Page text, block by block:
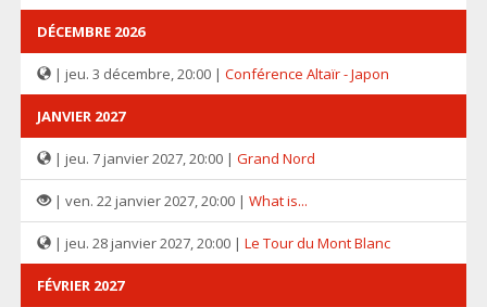
DÉCEMBRE 2026
| jeu. 3 décembre, 20:00 | Conférence Altaïr - Japon
JANVIER 2027
| jeu. 7 janvier 2027, 20:00 | Grand Nord
| ven. 22 janvier 2027, 20:00 | What is...
| jeu. 28 janvier 2027, 20:00 | Le Tour du Mont Blanc
FÉVRIER 2027